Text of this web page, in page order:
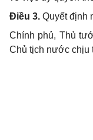
Điều 3. Quyết định
Chính phủ, Thủ
Chủ tịch nước chịu